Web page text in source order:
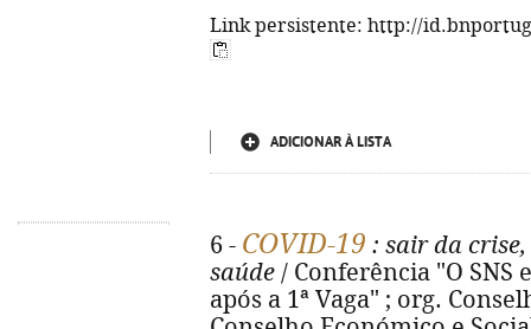
Link persistente: http://
ADICIONAR À LISTA
6 - COVID-19 : sair da crise,
saúde / Conferência "O SNS
após a 1ª Vaga" ; org.